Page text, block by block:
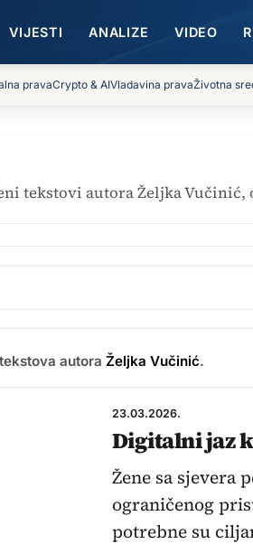
VIJESTI ANALIZE VIDEO
pravaCrypto & AIVladavina pravaŽivotna
tekstovi autora Željka Vučinić,
autora Željka Vučinić.
23.03.2026.
Digitalni jaz
Žene sa sjevera
ograničenog
potrebne su